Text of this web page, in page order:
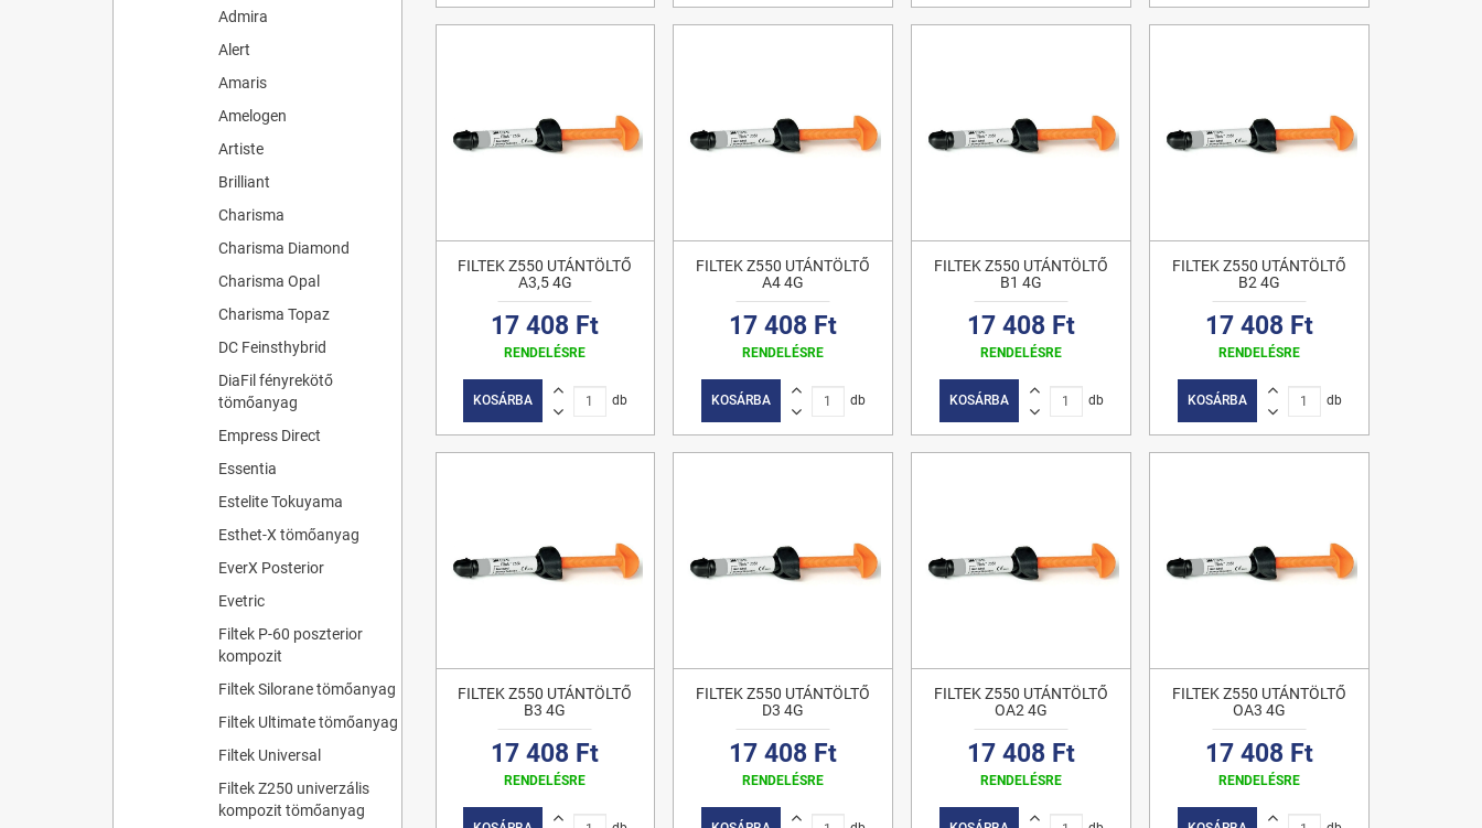
Admira
Alert
Amaris
Amelogen
Artiste
Brilliant
Charisma
Charisma Diamond
Charisma Opal
Charisma Topaz
DC Feinsthybrid
DiaFil fényrekötő
tömőanyag
Empress Direct
Essentia
Estelite Tokuyama
Esthet-X tömőanyag
EverX Posterior
Evetric
Filtek P-60 poszterior
kompozit
Filtek Silorane tömőanyag
Filtek Ultimate tömőanyag
Filtek Universal
Filtek Z250 univerzális
kompozit tömőanyag
FILTEK Z550 UTÁNTÖLTŐ
A3,5 4G
17 408 Ft
RENDELÉSRE
KOSÁRBA db
FILTEK Z550 UTÁNTÖLTŐ
A4 4G
17 408 Ft
RENDELÉSRE
KOSÁRBA db
FILTEK Z550 UTÁNTÖLTŐ
B1 4G
17 408 Ft
RENDELÉSRE
KOSÁRBA db
FILTEK Z550 UTÁNTÖLTŐ
B2 4G
17 408 Ft
RENDELÉSRE
KOSÁRBA db
FILTEK Z550 UTÁNTÖLTŐ
B3 4G
17 408 Ft
RENDELÉSRE
FILTEK Z550 UTÁNTÖLTŐ
D3 4G
17 408 Ft
RENDELÉSRE
FILTEK Z550 UTÁNTÖLTŐ
OA2 4G
17 408 Ft
RENDELÉSRE
FILTEK Z550 UTÁNTÖLTŐ
OA3 4G
17 408 Ft
RENDELÉSRE